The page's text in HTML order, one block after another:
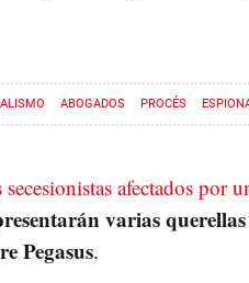
ABOGADOS PROCÉS
afectados por
varias
Pegasus.